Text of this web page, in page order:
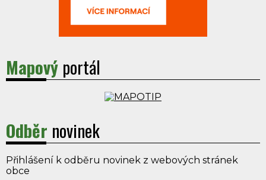
Mapový portál
Odběr novinek
Přihlášení k odběru novinek z webových stránek
obce